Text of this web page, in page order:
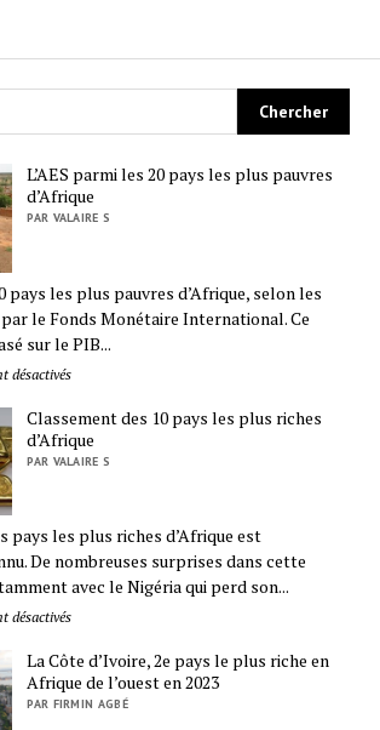
L’AES parmi les 20 pays les plus pauvres
d’Afrique
PAR VALAIRE S
pays les plus pauvres d’Afrique, selon les
le Fonds Monétaire International. Ce
sur le PIB...
désactivés
Classement des 10 pays les plus riches
d’Afrique
PAR VALAIRE S
pays les plus riches d’Afrique est
De nombreuses surprises dans cette
avec le Nigéria qui perd son...
désactivés
La Côte d’Ivoire, 2e pays le plus riche en
Afrique de l’ouest en 2023
PAR FIRMIN AGBÉ